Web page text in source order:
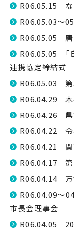
R06.05.15 な
R06.05.03～
R06.05.05 唐
R06.05.05 「
連携協定締結式
R06.05.03 第
R06.04.29 木
R06.04.26 県
R06.04.22 令
R06.04.21 関
R06.04.17 第
R06.04.14 万
R06.04.09～
市長会理事会
R06.04.05